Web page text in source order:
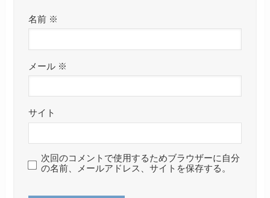
名前 ※
メール ※
サイト
次回のコメントで使用するためブラウザーに自分
の名前、メールアドレス、サイトを保存する。